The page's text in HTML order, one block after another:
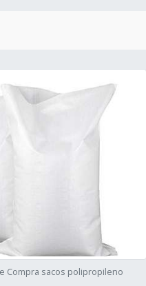
Compra sacos polipropileno